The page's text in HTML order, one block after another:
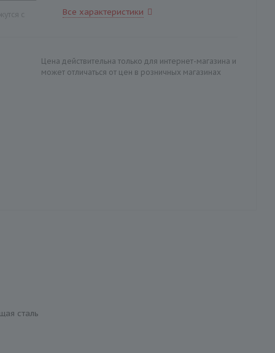
Все характеристики
Цена действительна только для интернет-магазина и
может отличаться от цен в розничных магазинах
сталь